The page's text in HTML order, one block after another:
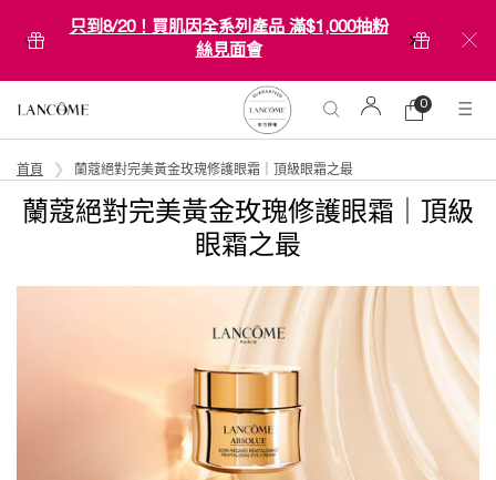
只到8/20！買肌因全系列產品 滿$1,000抽粉
絲見面會
購
物
0
0 product in
首頁
蘭蔻絕對完美黃金玫瑰修護眼霜｜頂級眼霜之最
蘭蔻絕對完美黃金玫瑰修護眼霜｜頂級
眼霜之最